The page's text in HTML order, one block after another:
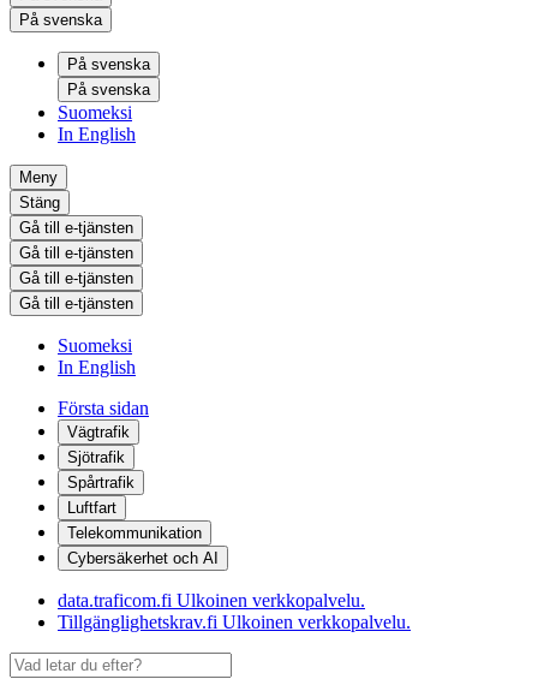
På svenska
På svenska
På svenska
Suomeksi
In English
Meny
Stäng
Gå till e-tjänsten
Gå till e-tjänsten
Gå till e-tjänsten
Gå till e-tjänsten
Suomeksi
In English
Första sidan
Vägtrafik
Sjötrafik
Spårtrafik
Luftfart
Telekommunikation
Cybersäkerhet och AI
data.traficom.fi Ulkoinen verkkopalvelu.
Tillgänglighetskrav.fi Ulkoinen verkkopalvelu.